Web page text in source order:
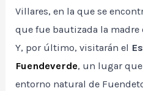
Villares, en la que se
que fue bautizada la madre
Y, por último, visitarán el
Fuendeverde, un lugar que
entorno natural de